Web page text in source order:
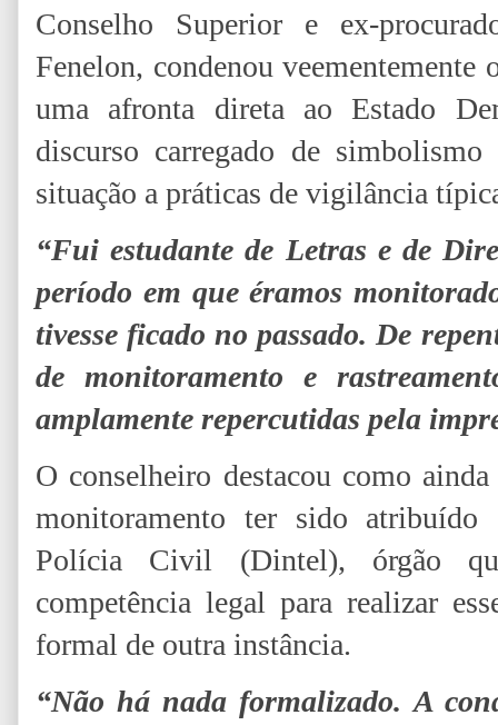
Conselho Superior e ex-
Fenelon, condenou
uma afronta direta ao Estado
discurso carregado de
situação a práticas de vigilância
“Fui estudante de Letras e de
período em que éramos
tivesse ficado no passado. De
de monitoramento e
amplamente repercutidas pela
O conselheiro destacou como
monitoramento ter sido
Polícia Civil (Dintel), órgão
competência legal para realizar
formal de outra instância.
“Não há nada formalizado. A